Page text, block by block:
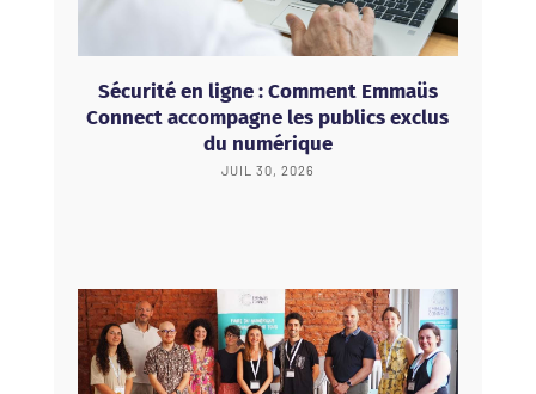
Sécurité en ligne : Comment Emmaüs
Connect accompagne les publics exclus
du numérique
JUIL 30, 2026